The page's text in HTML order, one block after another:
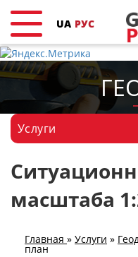
UA РУС
Услуги
масштаба
Главная » Услуги »
план